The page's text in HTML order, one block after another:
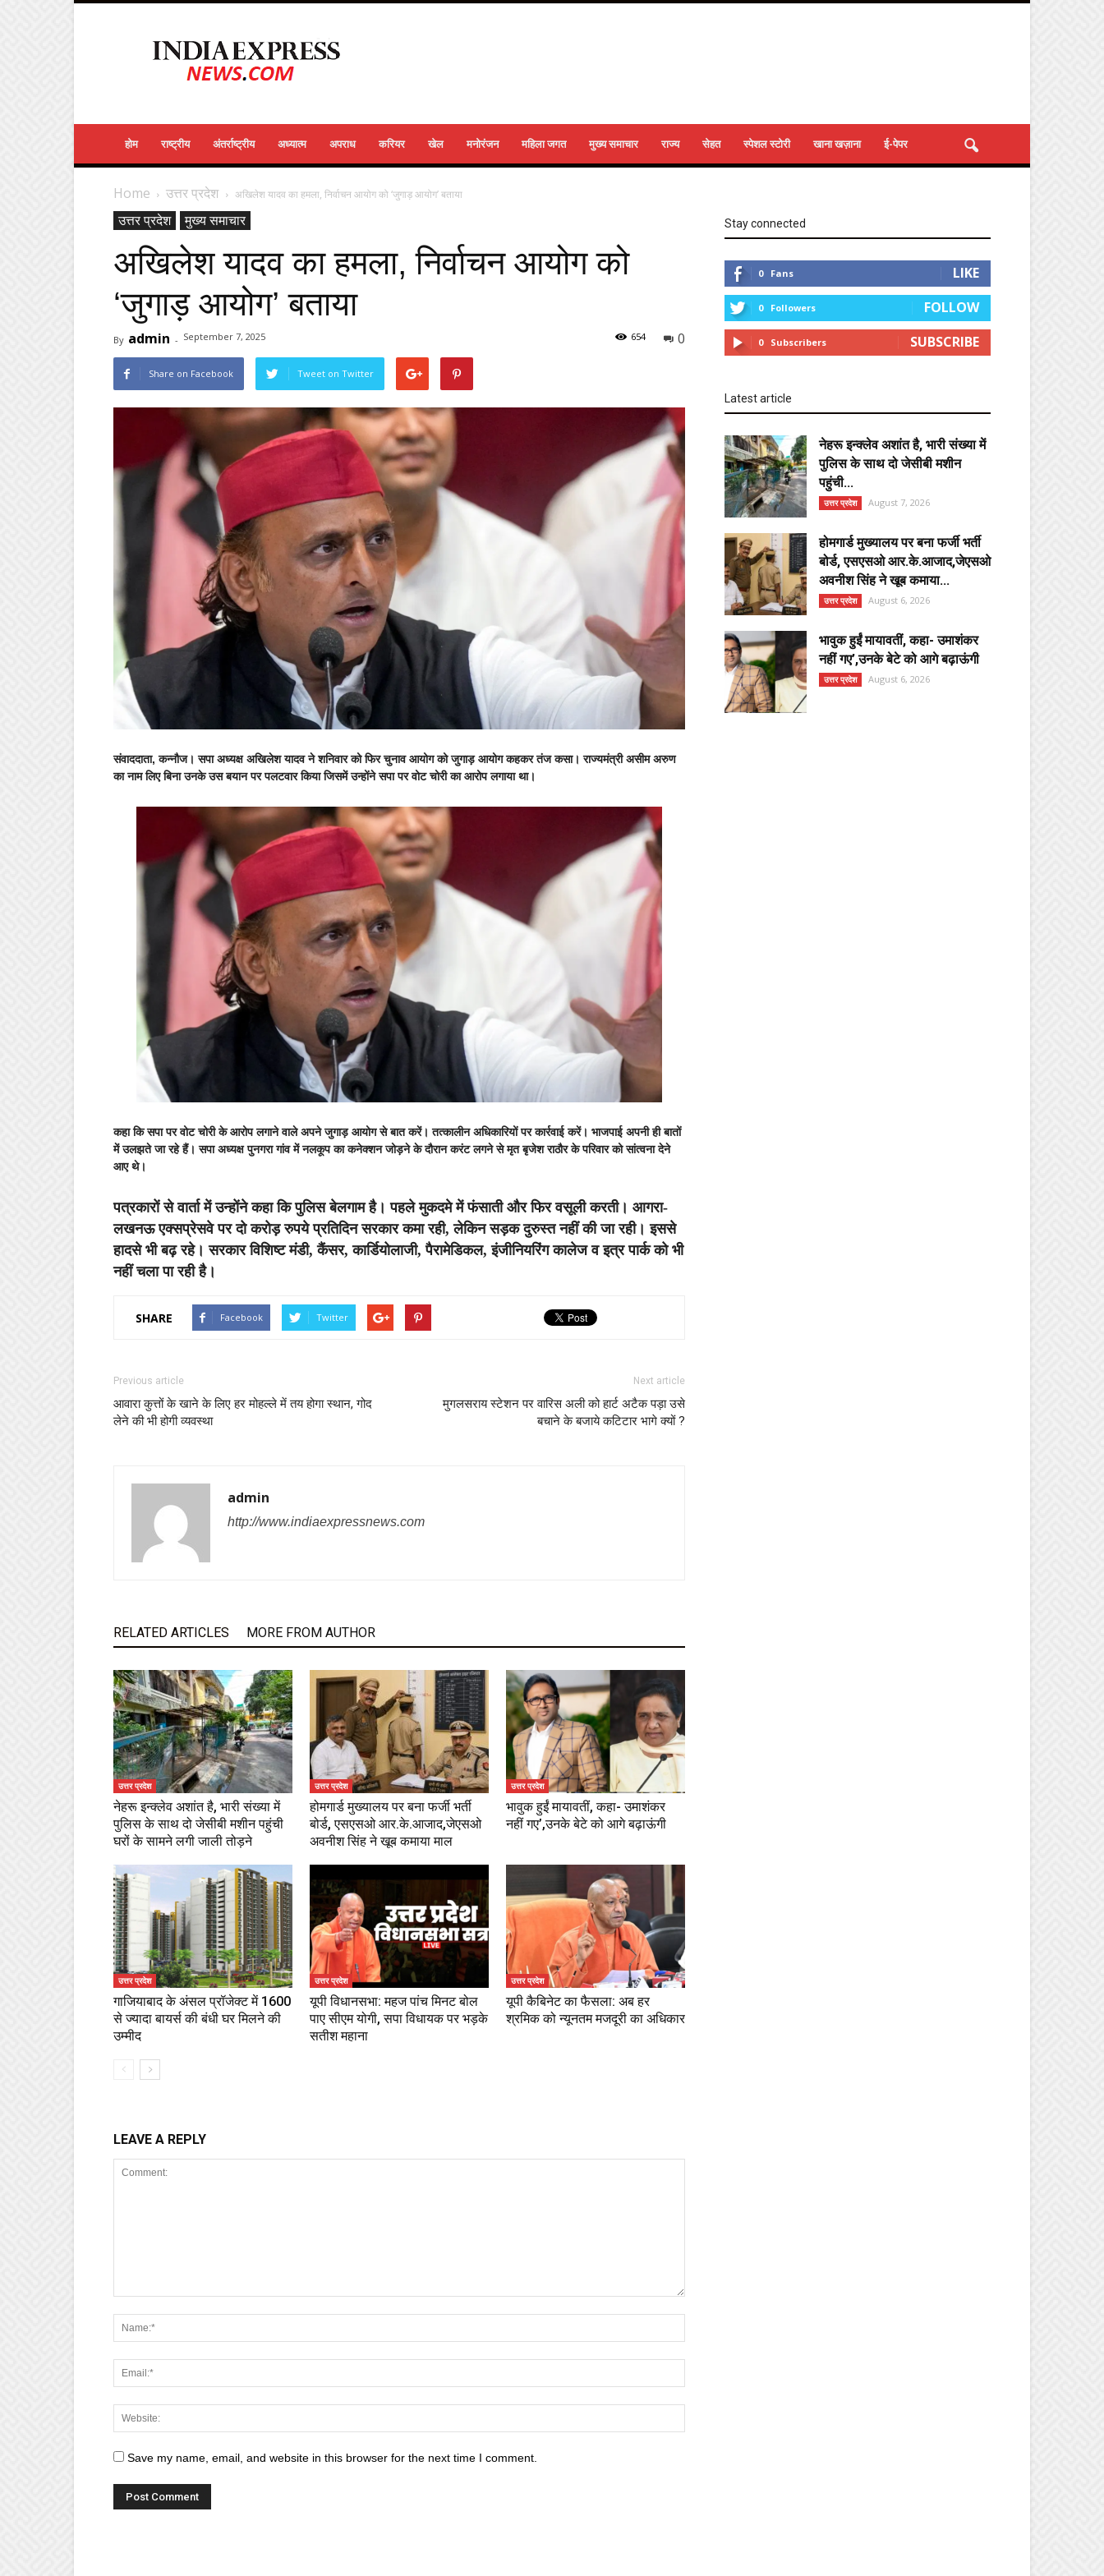
Express
News
होम राष्ट्रीय अंतर्राष्ट्रीय अध्यात्म अपराध करियर खेल मनोरंजन महिला जगत मुख्य समाचार राज्य सेहत स्पेशल स्टोरी खाना खज़ाना ई-पेपर
Home उत्तर प्रदेश अखिलेश यादव का हमला, निर्वाचन आयोग को ‘जुगाड़ आयोग’ बताया
उत्तर प्रदेश मुख्य समाचार
अखिलेश यादव का हमला, निर्वाचन आयोग को
‘जुगाड़ आयोग’ बताया
By admin - September 7, 2025 0
654
Share on Facebook Tweet on Twitter
संवाददाता, कन्नौज। सपा अध्यक्ष अखिलेश यादव ने शनिवार को फिर चुनाव आयोग को जुगाड़ आयोग कहकर तंज कसा। राज्यमंत्री असीम अरुण
का नाम लिए बिना उनके उस बयान पर पलटवार किया जिसमें उन्होंने सपा पर वोट चोरी का आरोप लगाया था।
कहा कि सपा पर वोट चोरी के आरोप लगाने वाले अपने जुगाड़ आयोग से बात करें। तत्कालीन अधिकारियों पर कार्रवाई करें। भाजपाई अपनी ही बातों
में उलझते जा रहे हैं। सपा अध्यक्ष पुनगरा गांव में नलकूप का कनेक्शन जोड़ने के दौरान करंट लगने से मृत बृजेश राठौर के परिवार को सांत्वना देने
आए थे।
पत्रकारों से वार्ता में उन्होंने कहा कि पुलिस बेलगाम है। पहले मुकदमे में फंसाती और फिर वसूली करती। आगरा-
लखनऊ एक्सप्रेसवे पर दो करोड़ रुपये प्रतिदिन सरकार कमा रही, लेकिन सड़क दुरुस्त नहीं की जा रही। इससे
हादसे भी बढ़ रहे। सरकार विशिष्ट मंडी, कैंसर, कार्डियोलाजी, पैरामेडिकल, इंजीनियरिंग कालेज व इत्र पार्क को भी
नहीं चला पा रही है।
SHARE Facebook Twitter
Previous article
आवारा कुत्तों के खाने के लिए हर मोहल्ले में तय होगा स्थान, गोद
लेने की भी होगी व्यवस्था
Next article
मुगलसराय स्टेशन पर वारिस अली को हार्ट अटैक पड़ा उसे
बचाने के बजाये कटिटार भागे क्यों ?
admin
http://www.indiaexpressnews.com
RELATED ARTICLES MORE FROM AUTHOR
उत्तर प्रदेश
नेहरू इन्क्लेव अशांत है, भारी संख्या में
पुलिस के साथ दो जेसीबी मशीन पहुंची
घरों के सामने लगी जाली तोड़ने
उत्तर प्रदेश
होमगार्ड मुख्यालय पर बना फर्जी भर्ती
बोर्ड, एसएसओ आर.के.आजाद,जेएसओ
अवनीश सिंह ने खूब कमाया माल
उत्तर प्रदेश
भावुक हुईं मायावतीं, कहा- उमाशंकर
नहीं गए’,उनके बेटे को आगे बढ़ाऊंगी
उत्तर प्रदेश
गाजियाबाद के अंसल प्रॉजेक्ट में 1600
से ज्यादा बायर्स की बंधी घर मिलने की
उम्मीद
उत्तर प्रदेश
यूपी विधानसभा: महज पांच मिनट बोल
पाए सीएम योगी, सपा विधायक पर भड़के
सतीश महाना
उत्तर प्रदेश
यूपी कैबिनेट का फैसला: अब हर
श्रमिक को न्यूनतम मजदूरी का अधिकार
LEAVE A REPLY
Save my name, email, and website in this browser for the next time I comment.
Stay connected
0 Fans LIKE
0 Followers FOLLOW
0 Subscribers SUBSCRIBE
Latest article
नेहरू इन्क्लेव अशांत है, भारी संख्या में
पुलिस के साथ दो जेसीबी मशीन
पहुंची...
उत्तर प्रदेश August 7, 2026
होमगार्ड मुख्यालय पर बना फर्जी भर्ती
बोर्ड, एसएसओ आर.के.आजाद,जेएसओ
अवनीश सिंह ने खूब कमाया...
उत्तर प्रदेश August 6, 2026
भावुक हुईं मायावतीं, कहा- उमाशंकर
नहीं गए’,उनके बेटे को आगे बढ़ाऊंगी
उत्तर प्रदेश August 6, 2026